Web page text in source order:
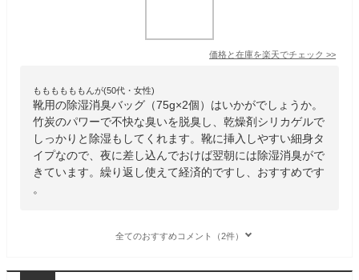
価格と在庫を楽天でチェック >>
ももももももんが(50代・女性)
靴用の除湿消臭バッグ（75g×2個）はいかがでしょうか。
竹炭のパワーで不快な臭いを脱臭し、乾燥剤シリカゲルで
しっかりと除湿もしてくれます。靴に挿入しやすい細身タ
イプなので、夜に差し込んでおけば翌朝には除湿消臭がで
きています。繰り返し使えて経済的ですし、おすすめです
。
全てのおすすめコメント（2件）